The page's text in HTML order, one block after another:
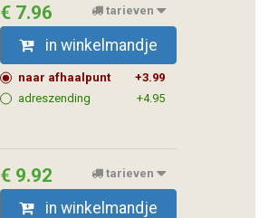
€ 7.96 tarieven
in winkelmandje
naar afhaalpunt
+3.99
adreszending
+4.95
€ 9.92 tarieven
in winkelmandje